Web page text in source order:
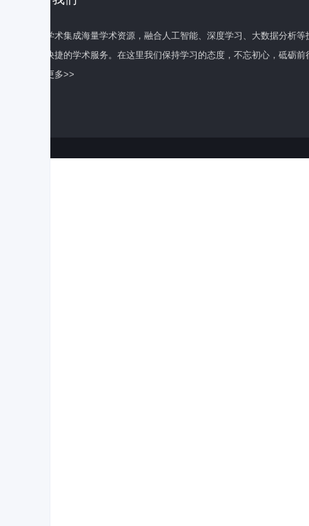
百度学术集成海量学术资源，融合人工智能、深度学习、大数据分析
全面快捷的学术服务。在这里我们保持学习的态度，不忘初心，砥砺前
了解更多>>